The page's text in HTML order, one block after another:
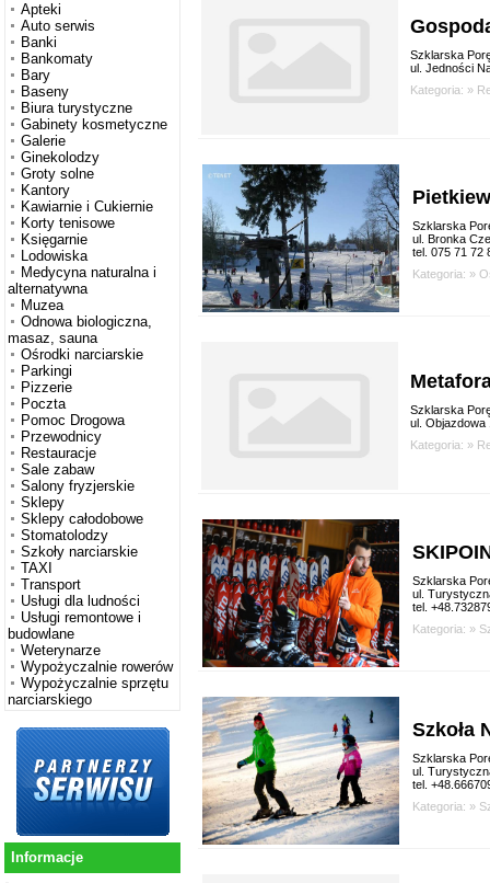
Apteki
Auto serwis
Banki
Bankomaty
Bary
Baseny
Biura turystyczne
Gabinety kosmetyczne
Galerie
Ginekolodzy
Groty solne
Kantory
Kawiarnie i Cukiernie
Korty tenisowe
Księgarnie
Lodowiska
Medycyna naturalna i
alternatywna
Muzea
Odnowa biologiczna,
masaz, sauna
Ośrodki narciarskie
Parkingi
Pizzerie
Poczta
Pomoc Drogowa
Przewodnicy
Restauracje
Sale zabaw
Salony fryzjerskie
Sklepy
Sklepy całodobowe
Stomatolodzy
Szkoły narciarskie
TAXI
Transport
Usługi dla ludności
Usługi remontowe i
budowlane
Weterynarze
Wypożyczalnie rowerów
Wypożyczalnie sprzętu
narciarskiego
Informacje
Szklarska
ul. Jedności
Kategoria: »
Szklarska
ul. Bronka
tel. 075 71 72
Kategoria: »
Szklarska
ul. Objazdowa
Kategoria: »
Szklarska
ul.
tel.
Kategoria: »
Szkoła
Szklarska
ul.
tel.
Kategoria: »